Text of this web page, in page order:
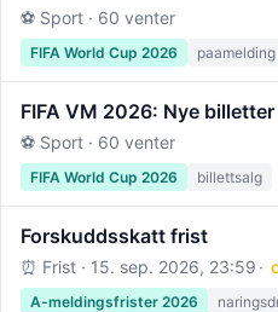
⚽ Sport · 60 venter
FIFA World Cup 2026 paamelding
FIFA VM 2026: Nye
⚽ Sport · 60 venter
FIFA World Cup 2026 billettsalg
Forskuddsskatt frist
⏰ Frist · 15. sep. 2026, 23:59
A-meldingsfrister 2026